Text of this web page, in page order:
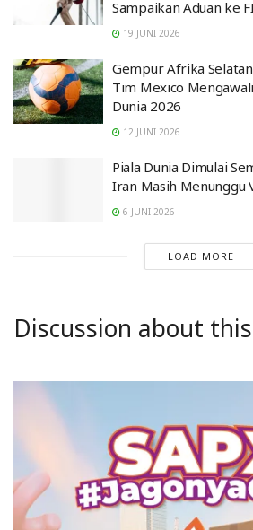
Sampaikan Aduan ke
19 JUNI 2026
Gempur Afrika
Tim Mexico
Dunia 2026
12 JUNI 2026
Piala Dunia Dimulai
Iran Masih Menunggu
6 JUNI 2026
LOAD MORE
Discussion about